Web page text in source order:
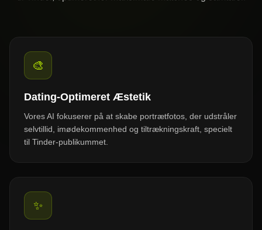
🎨
Dating-Optimeret Æstetik
Vores AI fokuserer på at skabe portrætfotos, der udstråler
selvtillid, imødekommenhed og tiltrækningskraft, specielt
til Tinder-publikummet.
✨